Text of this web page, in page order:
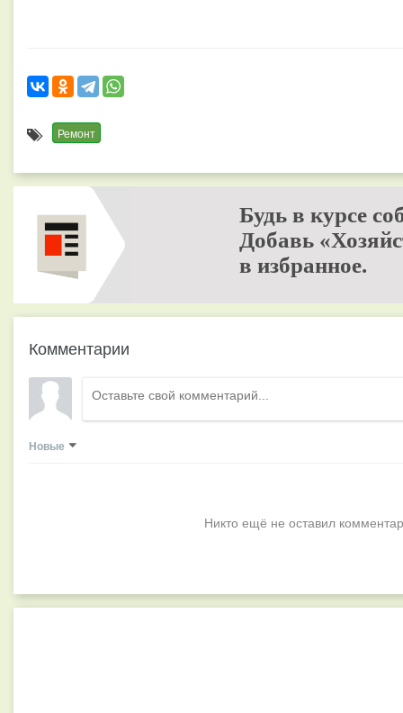
Ремонт
Будь в курсе
Добавь
в избранное.
Комментарии
Новые
Никто ещё не оставил